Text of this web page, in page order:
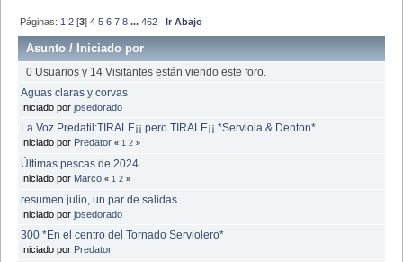
Páginas: 1 2 [3]4 5 6 7 8 ...462 Ir Abajo
Asunto /Iniciado por
0 Usuarios y 14 Visitantes están viendo este foro.
Aguas claras y corvas
Iniciado por josedorado
La Voz Predatil:TIRALE¡¡ pero TIRALE¡¡ *Serviola & Denton*
Iniciado por Predator « 1 2 »
Últimas pescas de 2024
Iniciado por Marco « 1 2 »
resumen julio, un par de salidas
Iniciado por josedorado
300 *En el centro del Tornado Serviolero*
Iniciado por Predator